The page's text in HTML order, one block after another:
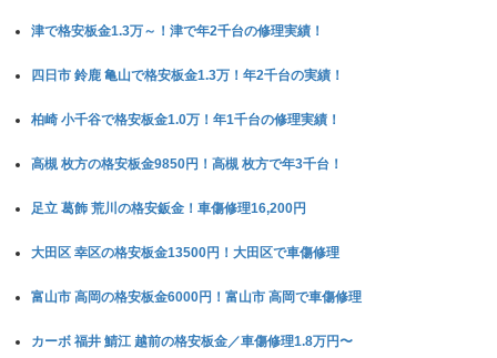
津で格安板金1.3万～！津で年2千台の修理実績！
四日市 鈴鹿 亀山で格安板金1.3万！年2千台の実績！
柏崎 小千谷で格安板金1.0万！年1千台の修理実績！
高槻 枚方の格安板金9850円！高槻 枚方で年3千台！
足立 葛飾 荒川の格安鈑金！車傷修理16,200円
大田区 幸区の格安板金13500円！大田区で車傷修理
富山市 高岡の格安板金6000円！富山市 高岡で車傷修理
カーボ 福井 鯖江 越前の格安板金／車傷修理1.8万円〜